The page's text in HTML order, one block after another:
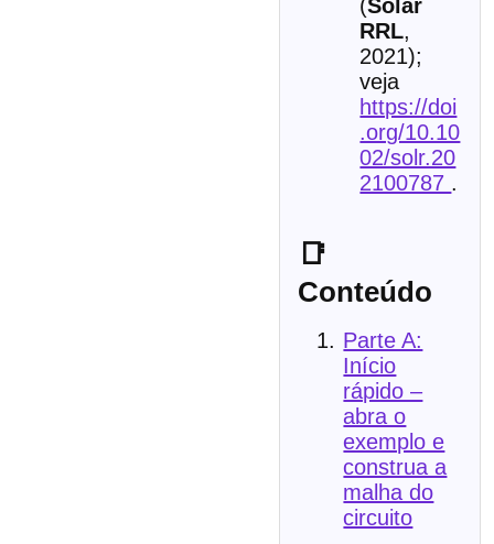
(Solar
RRL,
2021);
veja
https://doi
.org/10.10
02/solr.20
2100787 .
📑
Conteúdo
Parte A:
Início
rápido –
abra o
exemplo e
construa a
malha do
circuito